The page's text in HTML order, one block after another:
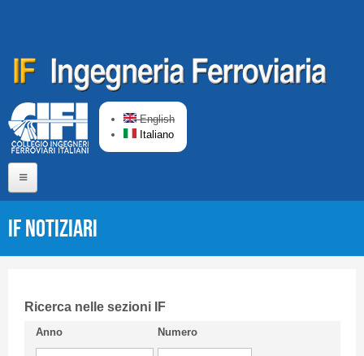
English
Italiano
CIFI in breve
Linee Guida
IF Notiziari
Ricerca nelle sezioni IF
Anno Numero